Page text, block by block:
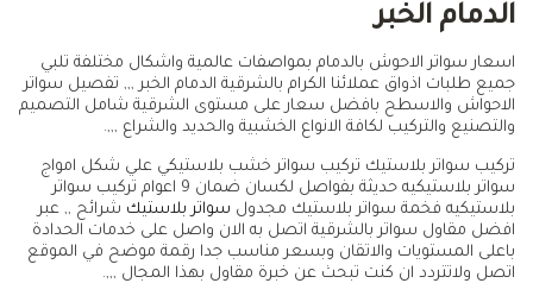
الدمام الخبر
اسعار سواتر الاحوش بالدمام بمواصفات عالمية واشكال مختلفة تلبي
جميع طلبات اذواق عملائنا الكرام بالشرقية الدمام الخبر ,,, تفصيل سواتر
الاحواش والاسطح بافضل سعار على مستوى الشرقية شامل التصميم
والتصنيع والتركيب لكافة الانواع الخشبية والحديد والشراع ,,,.
تركيب سواتر بلاستيك تركيب سواتر خشب بلاستيكي علي شكل امواج
سواتر بلاستيكيه حديثة بفواصل لكسان ضمان 9 اعوام تركيب سواتر
بلاستيكيه فخمة سواتر بلاستيك مجدول سواتر بلاستيك شرائح ,, عبر
افضل مقاول سواتر بالشرقية اتصل به الان واصل على خدمات الحدادة
باعلى المستويات والاتقان وبسعر مناسب جدا رقمة موضح في الموقع
اتصل ولاتتردد ان كنت تبحث عن خبرة مقاول بهذا المجال ,,,.